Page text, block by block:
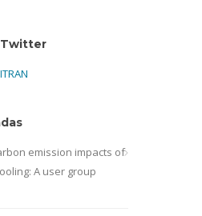
Twitter
emission impacts of
A user group